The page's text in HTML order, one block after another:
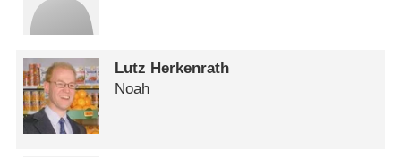
Lutz Herkenrath
Noah